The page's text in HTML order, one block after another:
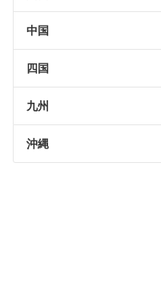
中国
四国
九州
沖縄